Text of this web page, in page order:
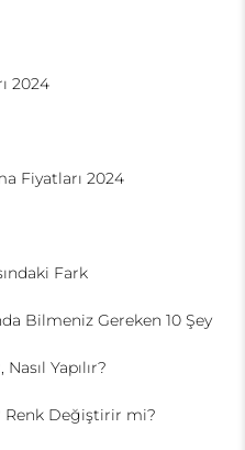
2024
Fiyatları 2024
Fark
Bilmeniz Gereken 10 Şey
Yapılır?
Renk Değiştirir mi?